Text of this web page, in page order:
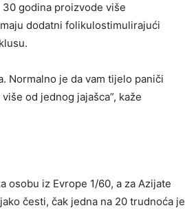
godina proizvode više
dodatni folikulostimulirajući
Normalno je da vam tijelo paniči
od jednog jajašca”, kaže
osobu iz Evrope 1/60, a za Azijate
česti, čak jedna na 20 trudnoća je